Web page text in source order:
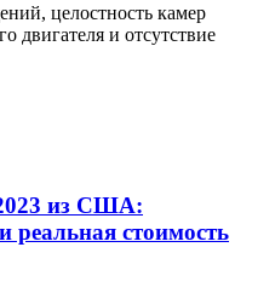
целостность камер
двигателя и отсутствие
из США:
реальная стоимость